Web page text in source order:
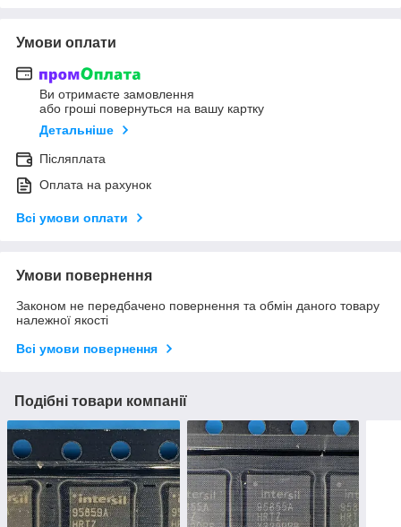
Умови оплати
Ви отримаєте замовлення
або гроші повернуться на вашу картку
Детальніше
Післяплата
Оплата на рахунок
Всі умови оплати
Умови повернення
Законом не передбачено повернення та обмін даного товару
належної якості
Всі умови повернення
Подібні товари компанії